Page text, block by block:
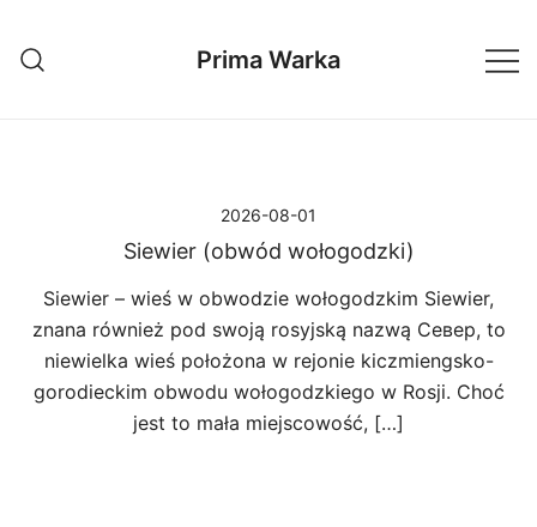
treści
Prima Warka
2026-08-01
Siewier (obwód wołogodzki)
Siewier – wieś w obwodzie wołogodzkim Siewier,
znana również pod swoją rosyjską nazwą Север, to
niewielka wieś położona w rejonie kiczmiengsko-
gorodieckim obwodu wołogodzkiego w Rosji. Choć
jest to mała miejscowość, […]